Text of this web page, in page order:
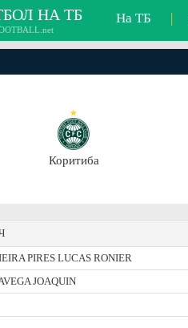
НА ТБ На ТБ |
Коритиба
PIRES LUCAS RONIER
JOAQUIN